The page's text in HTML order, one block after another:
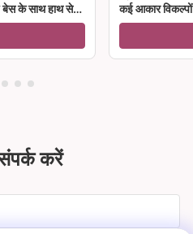
बेस के साथ हाथ से
कई आकार विकल्पों
करें